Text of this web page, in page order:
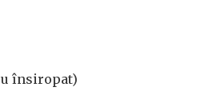
însiropat)